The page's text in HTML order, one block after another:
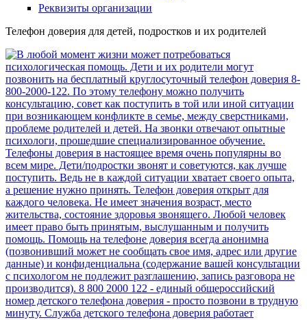
Реквизиты организации
Телефон доверия для детей, подростков и их родителей